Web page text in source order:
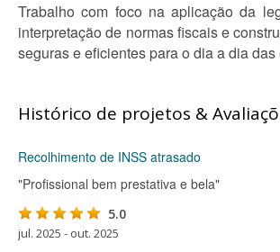
Trabalho com foco na aplicação da
interpretação de normas fiscais e
seguras e eficientes para o dia a dia das
Histórico de projetos &
Recolhimento de INSS atrasado
"Profissional bem prestativa e bela"
5.0
jul. 2025 - out. 2025